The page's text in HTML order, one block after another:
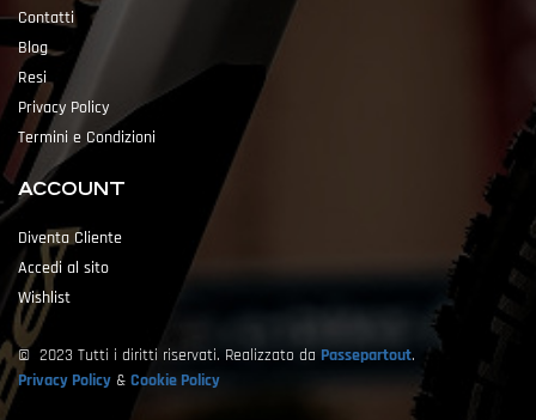
Contatti
Blog
Resi
Privacy Policy
Termini e Condizioni
ACCOUNT
Diventa Cliente
Accedi al sito
Wishlist
© 2023 Tutti i diritti riservati. Realizzato da Passepartout.
Privacy Policy & Cookie Policy